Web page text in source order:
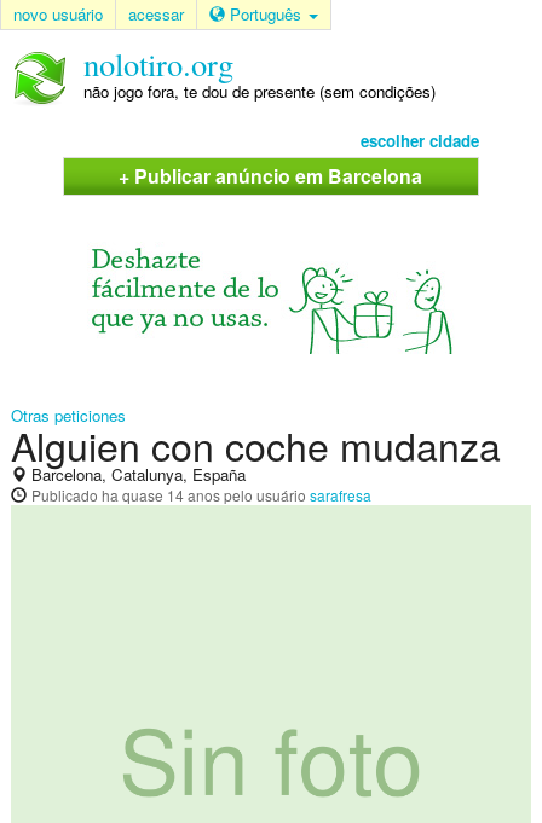
novo usuário acessar Português
nolotiro.org
não jogo fora, te dou de presente (sem condições)
escolher cidade
+ Publicar anúncio em Barcelona
Otras peticiones
Alguien con coche mudanza
Barcelona, Catalunya, España
Publicado ha quase 14 anospelo usuário sarafresa